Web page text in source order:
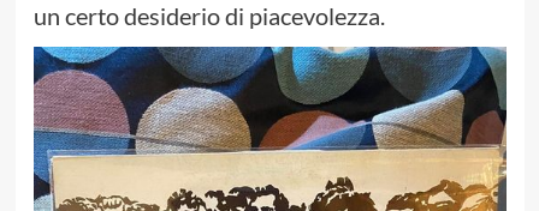
un certo desiderio di piacevolezza.